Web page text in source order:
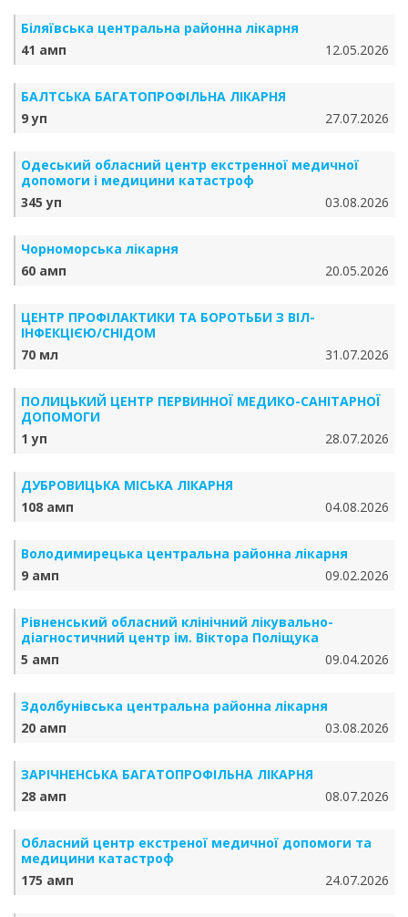
Біляївська центральна районна лікарня
41 амп
12.05.2026
БАЛТСЬКА БАГАТОПРОФІЛЬНА ЛІКАРНЯ
9 уп
27.07.2026
Одеський обласний центр екстренної медичної
допомоги і медицини катастроф
345 уп
03.08.2026
Чорноморська лікарня
60 амп
20.05.2026
ЦЕНТР ПРОФІЛАКТИКИ ТА БОРОТЬБИ З ВІЛ-
ІНФЕКЦІЄЮ/СНІДОМ
70 мл
31.07.2026
ПОЛИЦЬКИЙ ЦЕНТР ПЕРВИННОЇ МЕДИКО-САНІТАРНОЇ
ДОПОМОГИ
1 уп
28.07.2026
ДУБРОВИЦЬКА МІСЬКА ЛІКАРНЯ
108 амп
04.08.2026
Володимирецька центральна районна лікарня
9 амп
09.02.2026
Рівненський обласний клінічний лікувально-
діагностичний центр ім. Віктора Поліщука
5 амп
09.04.2026
Здолбунівська центральна районна лікарня
20 амп
03.08.2026
ЗАРІЧНЕНСЬКА БА­ГА­ТО­ПРО­ФІЛЬ­НА ЛІКАРНЯ
28 амп
08.07.2026
Обласний центр екстреної медичної допомоги та
медицини катастроф
175 амп
24.07.2026